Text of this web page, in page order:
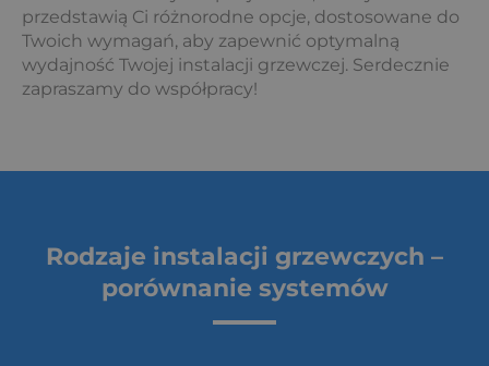
przedstawią Ci różnorodne opcje, dostosowane do
Twoich wymagań, aby zapewnić optymalną
wydajność Twojej instalacji grzewczej. Serdecznie
zapraszamy do współpracy!
Rodzaje instalacji grzewczych –
porównanie systemów